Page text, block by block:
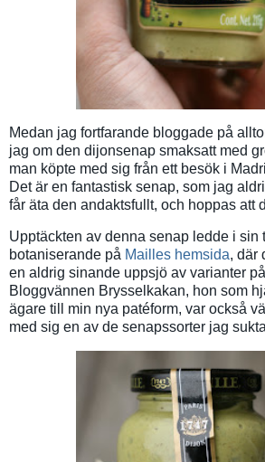
Medan jag fortfarande bloggade på
jag om den dijonsenap smaksatt med
man köpte med sig från ett besök i
Det är en fantastisk senap, som jag
får äta den andaktsfullt, och hoppas att
Upptäckten av denna senap ledde i sin
botaniserande på Mailles hemsida, där
en aldrig sinande uppsjö av varianter
Bloggvännen Brysselkakan, hon som
ägare till min nya patéform, var också
med sig en av de senapssorter jag